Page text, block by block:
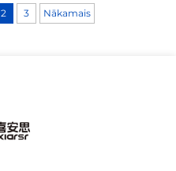
2 3 Nākamais